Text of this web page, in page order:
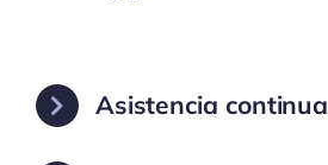
Asistencia continua